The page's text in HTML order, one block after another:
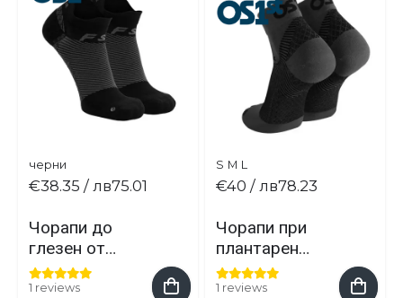
черни
Чорапи до
глезен от
мериносова
вълна при
1 reviews
€38.35 / лв75.01
S M L
Чорапи при
плантарен
фасциит при
болки в
1 reviews
€40 / лв78.23